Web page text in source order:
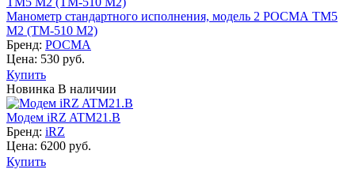
Манометр стан­дар­тно­го ис­пол­не­ния, модель 2 РОСМА ТМ5
М2 (ТМ-510 М2)
Бренд: РОСМА
Цена: 530 руб.
Купить
Новинка В наличии
Модем iRZ ATM21.B
Бренд: iRZ
Цена: 6200 руб.
Купить